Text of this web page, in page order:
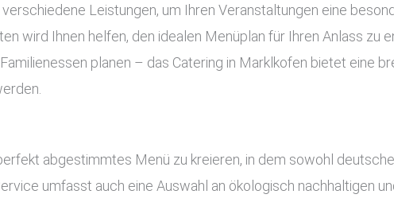
Leistungen, um Ihren Veranstaltungen eine
wird Ihnen helfen, den idealen Menüplan für Ihren Anlass zu
planen – das Catering in Marklkofen bietet eine
abgestimmtes Menü zu kreieren, in dem sowohl
umfasst auch eine Auswahl an ökologisch nachhaltigen